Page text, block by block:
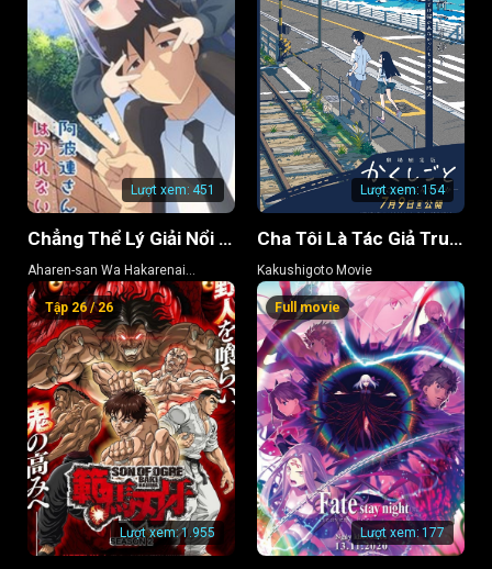
Tập 109 Tập 110 Tập 111
Tập 112 Tập 113 Tập 114
Tập 115 Tập 116 Tập 117
Tập 118 Tập 119 Tập 120
Tập 121 Tập 122 Tập 123
Tập 124 Tập 125 Tập 126
Tập 127 Tập 128 Tập 129
Tập 130 Tập 131 Tập 132
Tập 133 Tập 134 Tập 135
Tập 136 Tập 137 Tập 138
Tập 139 Tập 140 Tập 141
Tập 142 Tập 143 Tập 144
Tập 145 Tập 146 Tập 147
Lượt xem: 451
Chẳng Thể Lý Giải Nổi Aharen-san (Phần 2)
Aharen-san Wa Hakarenai
(Season 2)
Lượt xem: 154
Cha Tôi Là Tác Giả Truyện Tranh Thô Tục
Kakushigoto Movie
Lượt xem:1.955
Tập 26 / 26
Lượt xem:177
Full movie